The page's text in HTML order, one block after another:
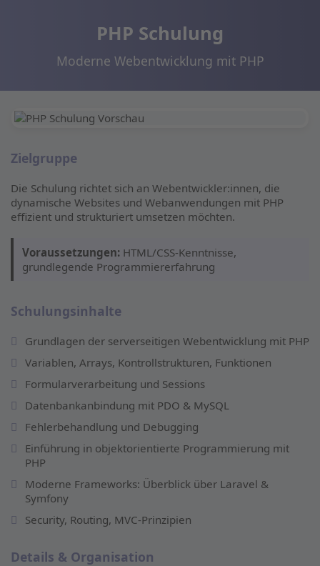
PHP Schulung
Moderne Webentwicklung mit PHP
Zielgruppe
Die Schulung richtet sich an Webentwickler:innen, die
dynamische Websites und Webanwendungen mit PHP
effizient und strukturiert umsetzen möchten.
Voraussetzungen: HTML/CSS-Kenntnisse,
grundlegende Programmiererfahrung
Schulungsinhalte
Grundlagen der serverseitigen Webentwicklung mit PHP
Variablen, Arrays, Kontrollstrukturen, Funktionen
Formularverarbeitung und Sessions
Datenbankanbindung mit PDO & MySQL
Fehlerbehandlung und Debugging
Einführung in objektorientierte Programmierung mit
PHP
Moderne Frameworks: Überblick über Laravel &
Symfony
Security, Routing, MVC-Prinzipien
Details & Organisation